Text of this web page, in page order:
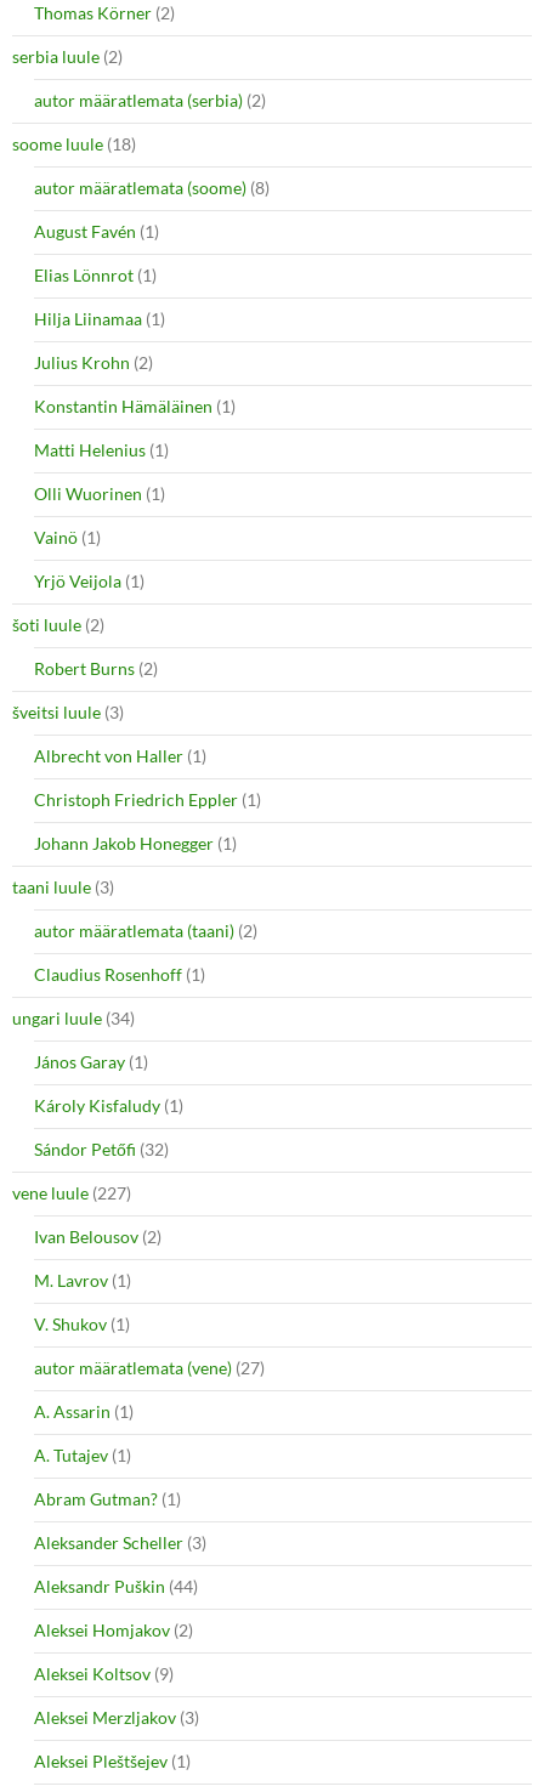
Thomas Körner (2)
serbia luule (2)
autor määratlemata (serbia) (2)
soome luule (18)
autor määratlemata (soome) (8)
August Favén (1)
Elias Lönnrot (1)
Hilja Liinamaa (1)
Julius Krohn (2)
Konstantin Hämäläinen (1)
Matti Helenius (1)
Olli Wuorinen (1)
Vainö (1)
Yrjö Veijola (1)
šoti luule (2)
Robert Burns (2)
šveitsi luule (3)
Albrecht von Haller (1)
Christoph Friedrich Eppler (1)
Johann Jakob Honegger (1)
taani luule (3)
autor määratlemata (taani) (2)
Claudius Rosenhoff (1)
ungari luule (34)
János Garay (1)
Károly Kisfaludy (1)
Sándor Petőfi (32)
vene luule (227)
Ivan Belousov (2)
M. Lavrov (1)
V. Shukov (1)
autor määratlemata (vene) (27)
A. Assarin (1)
A. Tutajev (1)
Abram Gutman? (1)
Aleksander Scheller (3)
Aleksandr Puškin (44)
Aleksei Homjakov (2)
Aleksei Koltsov (9)
Aleksei Merzljakov (3)
Aleksei Pleštšejev (1)